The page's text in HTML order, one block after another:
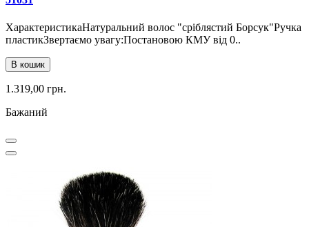
ХарактеристикаНатуральний волос "сріблястий Борсук"Ручка
пластикЗвертаємо увагу:Постановою КМУ від 0..
В кошик
1.319,00 грн.
Бажаний